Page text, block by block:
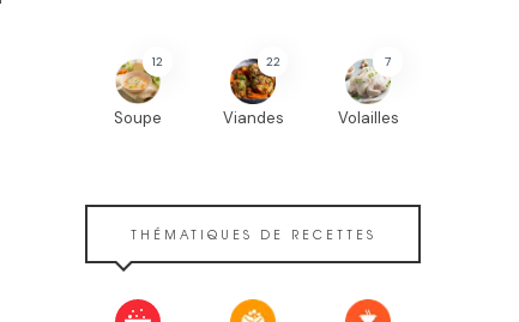
12
Soupe
22
Viandes
7
Volailles
THÉMATIQUES DE RECETTES